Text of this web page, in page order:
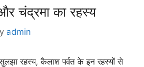
चंद्रमा का रहस्य
admin
रहस्य, कैलाश पर्वत के इन रहस्यों से